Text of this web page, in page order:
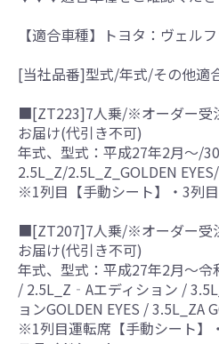
【適合車種】トヨタ：ヴェル
[当社品番]型式/年式/その他適
■[ZT223]7人乗/※オーダー受
お届け(代引き不可)
年式、型式：平成27年2月～/
2.5L_Z/2.5L_Z_GOLDEN
※1列目【手動シート】・3列
■[ZT207]7人乗/※オーダー受
お届け(代引き不可)
年式、型式：平成27年2月～
/ 2.5L_Z‐Aエディション /
ョンGOLDEN EYES / 3.5L_ZA
※1列目運転席【手動シート】